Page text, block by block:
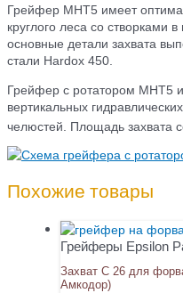
Грейфер MHT5 имеет
круглого леса со створками
основные детали захвата
стали Hardox 450.
Грейфер с ротатором MHT5
вертикальных
челюстей. Площадь захвата
Похожие товары
Грейферы Epsilon
Захват С 26 для
Амкодор)